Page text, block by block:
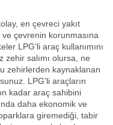
en çevreci yakıt
çevrenin korunmasına
LPG’li araç kullanımını
salımı olursa, ne
zehirlerden kaynaklanan
LPG’li araçların
kadar araç sahibini
daha ekonomik ve
giremediği, tabir